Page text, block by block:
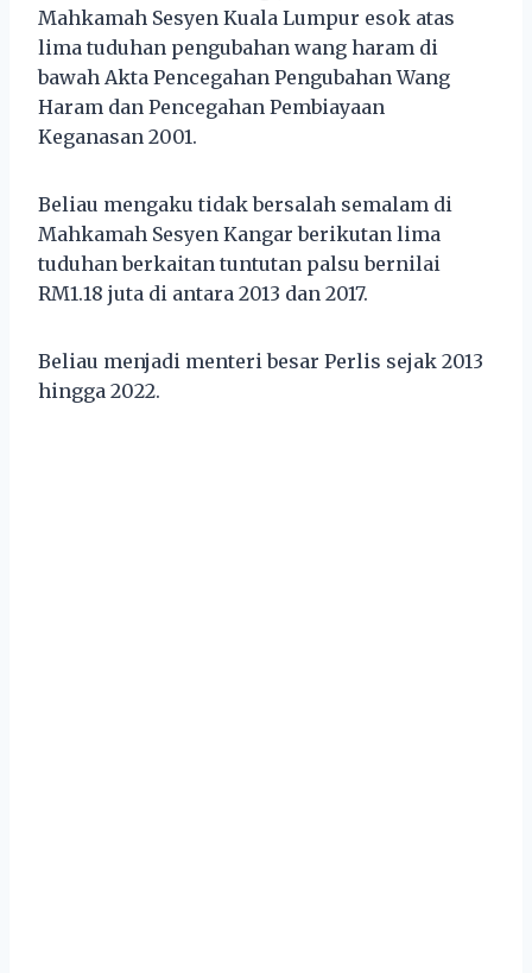
Mahkamah Sesyen Kuala Lumpur esok atas
lima tuduhan pengubahan wang haram di
bawah Akta Pencegahan Pengubahan Wang
Haram dan Pencegahan Pembiayaan
Keganasan 2001.
Beliau mengaku tidak bersalah semalam di
Mahkamah Sesyen Kangar berikutan lima
tuduhan berkaitan tuntutan palsu bernilai
RM1.18 juta di antara 2013 dan 2017.
Beliau menjadi menteri besar Perlis sejak 2013
hingga 2022.